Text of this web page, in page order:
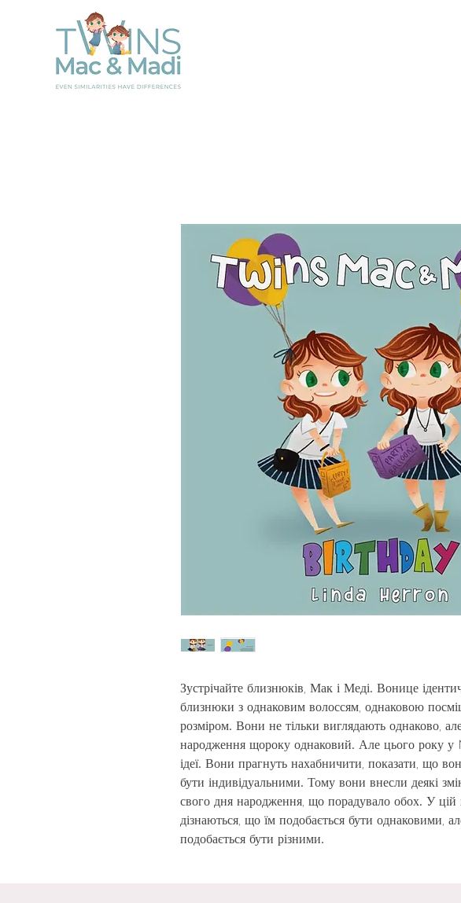
Зустрічайте близнюків, Мак і Меді. Вонице
близнюки з однаковим волоссям, однаковою
розміром. Вони не тільки виглядають однаково,
народження щороку однаковий. Але цього року
ідеї. Вони прагнуть нахабничити, показати, що
бути індивідуальними. Тому вони внесли деякі
свого дня народження, що порадувало обох. У цій
дізнаються, що їм подобається бути однаковими,
подобається бути різними.